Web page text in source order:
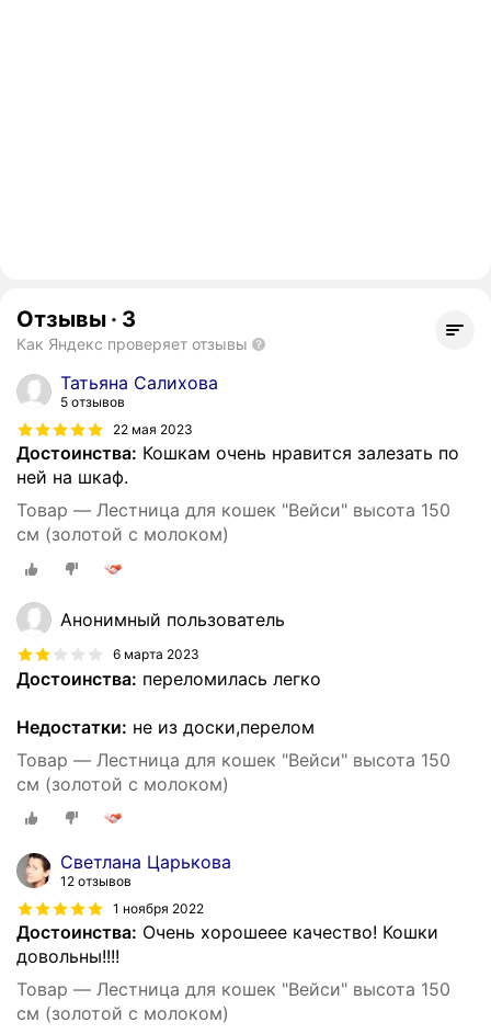
Отзывы · 3
Как Яндекс проверяет отзывы
Татьяна Салихова
5 отзывов
22 мая 2023
Достоинства: Кошкам очень нравится залезать по
ней на шкаф.
Товар — Лестница для кошек "Вейси" высота 150
см (золотой с молоком)
Анонимный пользователь
6 марта 2023
Достоинства: переломилась легко
Недостатки: не из доски,перелом
Товар — Лестница для кошек "Вейси" высота 150
см (золотой с молоком)
Светлана Царькова
12 отзывов
1 ноября 2022
Достоинства: Очень хорошеее качество! Кошки
довольны!!!!
Товар — Лестница для кошек "Вейси" высота 150
см (золотой с молоком)